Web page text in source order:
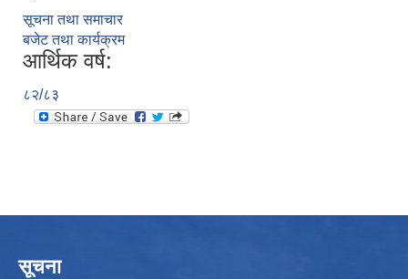
सूचना तथा समाचार
बजेट तथा कार्यक्रम
आर्थिक वर्ष:
८२/८३
सूचना